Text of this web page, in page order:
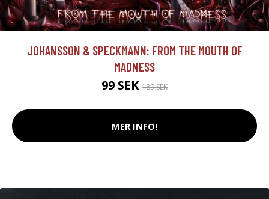
JOHANSSON & SPECKMANN: FROM THE MOUTH OF
MADNESS
99 SEK 189 SEK
MER INFO!